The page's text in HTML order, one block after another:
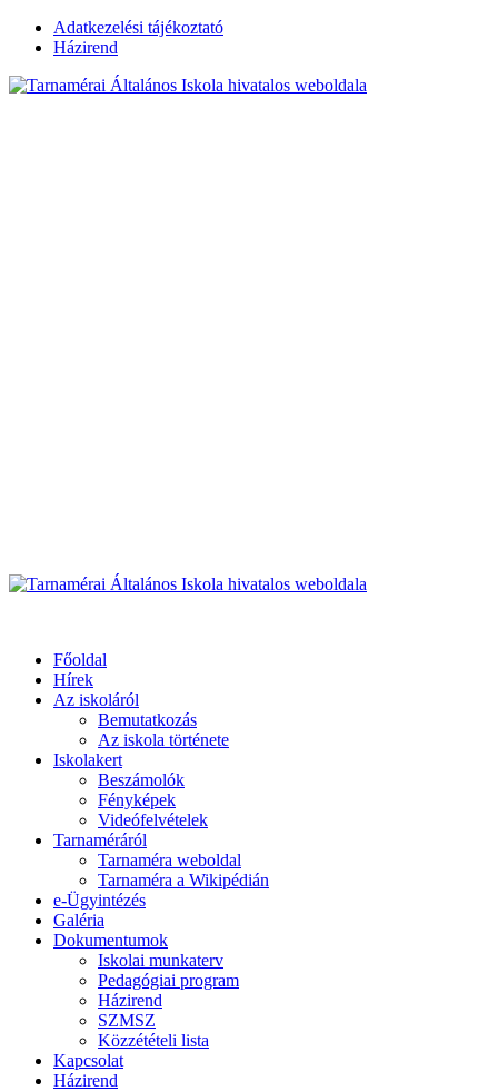
Skip
Adatkezelési tájékoztató
Házirend
Primary
Főoldal
Hírek
Az iskoláról
Bemutatkozás
Az iskola története
Iskolakert
Beszámolók
Fényképek
Videófelvételek
Tarnaméráról
Tarnaméra weboldal
Tarnaméra a Wikipédián
e-Ügyintézés
Galéria
Dokumentumok
Iskolai munkaterv
Pedagógiai program
Házirend
SZMSZ
Közzétételi lista
Kapcsolat
Házirend